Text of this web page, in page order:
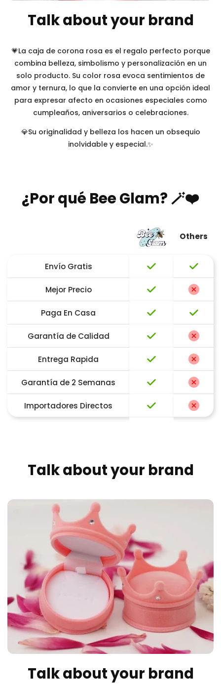
Talk about your brand
💗La caja de corona rosa es el regalo perfecto porque
combina belleza, simbolismo y personalización en un
solo producto. Su color rosa evoca sentimientos de
amor y ternura, lo que la convierte en una opción ideal
para expresar afecto en ocasiones especiales como
cumpleaños, aniversarios o celebraciones.
💎Su originalidad y belleza los hacen un obsequio
inolvidable y especial.✨
¿Por qué Bee Glam? 🪄❤️
Others
Envío Gratis
Mejor Precio
Paga En Casa
Garantía de Calidad
Entrega Rapida
Garantía de 2 Semanas
Importadores Directos
Talk about your brand
Talk about your brand